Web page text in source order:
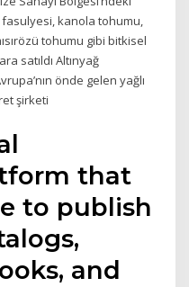
kanola tohumu,
tohumu gibi bitkisel
satıldı Altınyağ
önde gelen yağlı
şirketi
that
to publish
and